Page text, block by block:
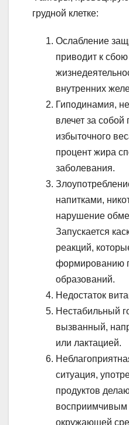
грудной клетке:
Ослабление
приводит к
внутренних
Гиподинамия,
влечет за
избыточного
процент жира
заболевания.
напитками,
нарушение
Запускается
реакций,
формированию
образований.
Недостаток
Нестабильный
вызванный,
или лактацией.
ситуация,
продуктов
окружающей